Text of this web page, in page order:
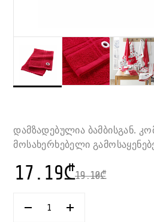
დამზადებულია ბამბისგან.
მოსახერხებელი
19.10₾
17.19₾
ᲠᲐᲝᲓᲔᲜᲝᲑᲐ: